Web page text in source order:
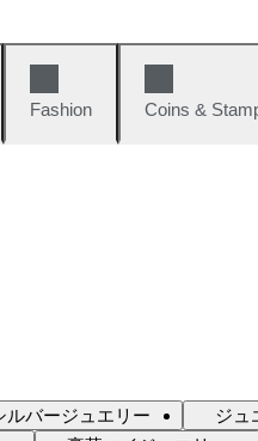
Fashion Coins &
ルバージュエリー
ジュ